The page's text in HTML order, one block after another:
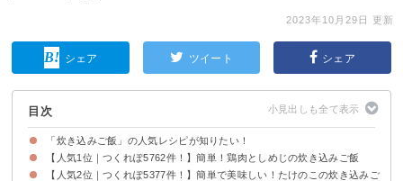
2023年10月29日 更新
シェア ツイート シェア
目次
「炊き込みご飯」の人気レシピが知りたい！
【人気1位｜つくれぽ5762件！】簡単！鶏肉としめじの炊き込みご飯
【人気2位｜つくれぽ5377件！】簡単で美味しい！たけのこの炊き込みご